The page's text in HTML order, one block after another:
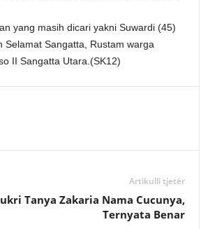
yang masih dicari yakni Suwardi (45)
Selamat Sangatta, Rustam warga
II Sangatta Utara.(SK12)
Artikulli tjetër
Tanya Zakaria Nama Cucunya,
Ternyata Benar